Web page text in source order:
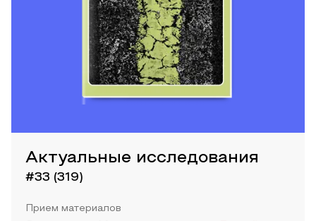
Актуальные исследования
#33 (319)
Прием материалов